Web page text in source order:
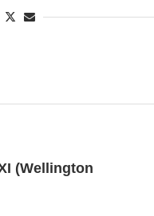
(Wellington